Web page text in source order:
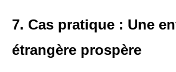
7. Cas pratique : Une
étrangère prospère